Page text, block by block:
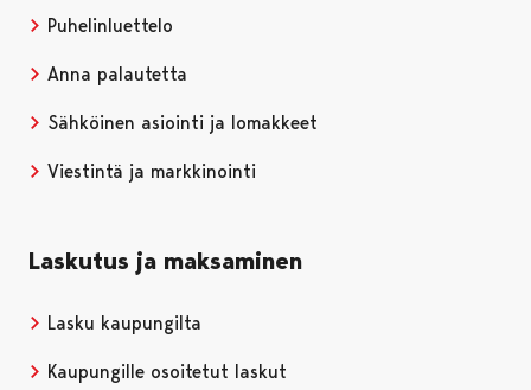
Puhelinluettelo
Anna palautetta
Sähköinen asiointi ja lomakkeet
Viestintä ja markkinointi
Laskutus ja maksaminen
Lasku kaupungilta
Kaupungille osoitetut laskut